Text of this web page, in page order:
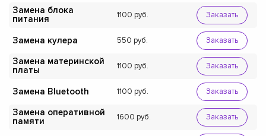
Замена блока
питания
1100 Заказать
Замена кулера 550 Заказать
Замена материнской
платы
1100 Заказать
Замена Bluetooth 1100 Заказать
Замена оперативной
памяти
1600 Заказать